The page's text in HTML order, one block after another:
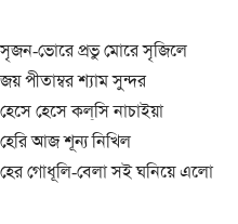
সৃজন-ভোরে প্রভু মোরে সৃজিলে
জয় পীতাম্বর শ্যাম সুন্দর
হেসে হেসে কল্‌সি নাচাইয়া
হেরি আজ শূন্য নিখিল
হের গোধূলি-বেলা সই ঘনিয়ে এলো